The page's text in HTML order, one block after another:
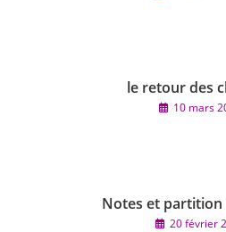
le retour des
10 mars
Notes et partition
20 février